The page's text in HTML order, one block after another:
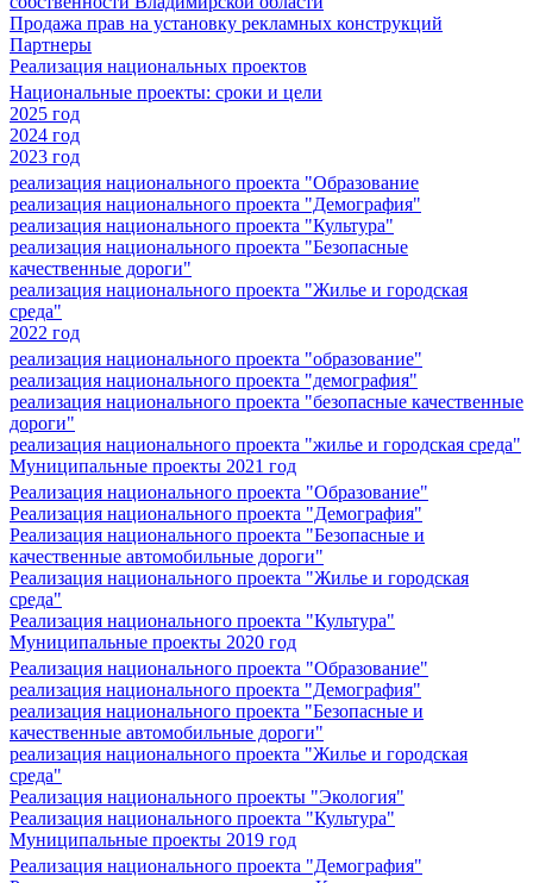
Продажа прав на установку рекламных конструкций
Партнеры
Реализация национальных проектов
Национальные проекты: сроки и цели
2025 год
2024 год
2023 год
реализация национального проекта "Образование
реализация национального проекта "Демография"
реализация национального проекта "Культура"
реализация национального проекта "Безопасные
качественные дороги"
реализация национального проекта "Жилье и городская
среда"
2022 год
реализация национального проекта "образование"
реализация национального проекта "демография"
реализация национального проекта "безопасные качественные
дороги"
реализация национального проекта "жилье и городская среда"
Муниципальные проекты 2021 год
Реализация национального проекта "Образование"
Реализация национального проекта "Демография"
Реализация национального проекта "Безопасные и
качественные автомобильные дороги"
Реализация национального проекта "Жилье и городская
среда"
Реализация национального проекта "Культура"
Муниципальные проекты 2020 год
Реализация национального проекта "Образование"
реализация национального проекта "Демография"
реализация национального проекта "Безопасные и
качественные автомобильные дороги"
реализация национального проекта "Жилье и городская
среда"
Реализация национального проекты "Экология"
Реализация национального проекта "Культура"
Муниципальные проекты 2019 год
Реализация национального проекта "Демография"